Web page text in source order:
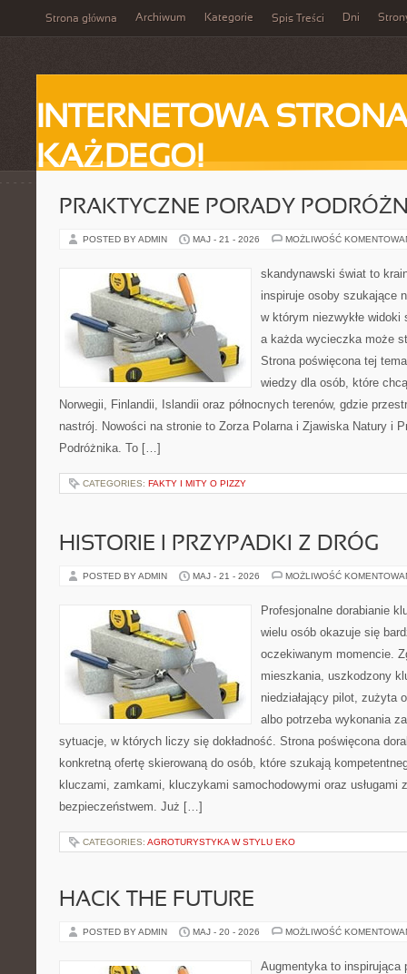
Strona główna Archiwum Kategorie Spis Treści Dni
INTERNETOWA
KAŻDEGO!
PRAKTYCZNE PORADY
POSTED BY ADMIN MAJ - 21 - 2026 MOŻLIWOŚĆ
skandynawski świat to
inspiruje osoby szukające
w którym niezwykłe
a każda wycieczka może
Strona poświęcona tej
wiedzy dla osób, które
Norwegii, Finlandii, Islandii oraz północnych terenów, gdzie
nastrój. Nowości na stronie to Zorza Polarna i Zjawiska Natury i
Podróżnika. To […]
CATEGORIES: FAKTY I MITY O PIZZY
HISTORIE I PRZYPADKI Z DRÓG
POSTED BY ADMIN MAJ - 21 - 2026 MOŻLIWOŚĆ
Profesjonalne dorabianie
wielu osób okazuje się
oczekiwanym momencie.
mieszkania, uszkodzony
niedziałający pilot, zużyta
albo potrzeba wykonania
sytuacje, w których liczy się dokładność. Strona poświęcona
konkretną ofertę skierowaną do osób, które szukają
kluczami, zamkami, kluczykami samochodowymi oraz usługami
bezpieczeństwem. Już […]
CATEGORIES: AGROTURYSTYKA W STYLU EKO
HACK THE FUTURE
POSTED BY ADMIN MAJ - 20 - 2026 MOŻLIWOŚĆ
Augmentyka to inspirująca